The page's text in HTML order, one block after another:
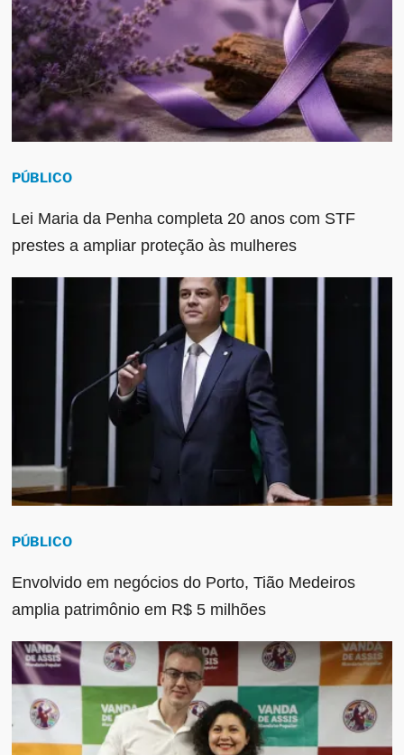
PÚBLICO
Lei Maria da Penha completa 20 anos com STF
prestes a ampliar proteção às mulheres
PÚBLICO
Envolvido em negócios do Porto, Tião Medeiros
amplia patrimônio em R$ 5 milhões